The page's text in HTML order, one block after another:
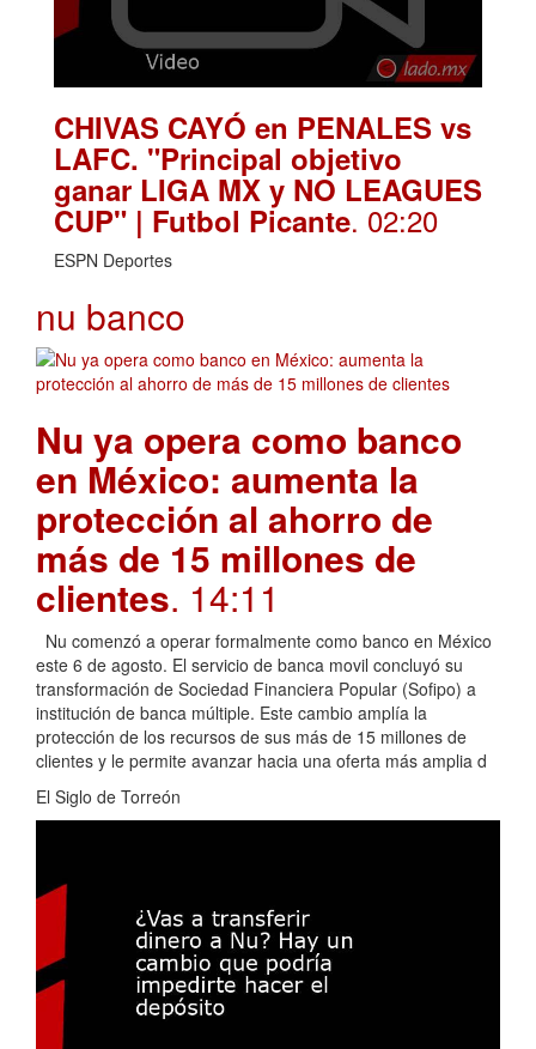
CHIVAS CAYÓ en PENALES vs
LAFC. "Principal objetivo
ganar LIGA MX y NO LEAGUES
CUP" | Futbol Picante. 02:20
ESPN Deportes
nu banco
Nu ya opera como banco
en México: aumenta la
protección al ahorro de
más de 15 millones de
clientes. 14:11
Nu comenzó a operar formalmente como banco en México
este 6 de agosto. El servicio de banca movil concluyó su
transformación de Sociedad Financiera Popular (Sofipo) a
institución de banca múltiple. Este cambio amplía la
protección de los recursos de sus más de 15 millones de
clientes y le permite avanzar hacia una oferta más amplia d
El Siglo de Torreón